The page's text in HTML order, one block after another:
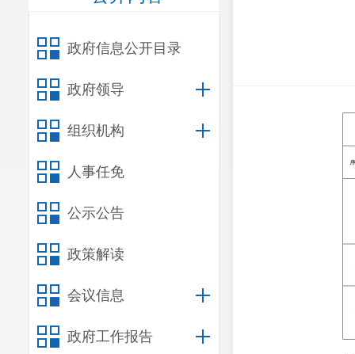
政府信息公开目录
政府领导
组织机构
人事任免
公示公告
政策解读
会议信息
政府工作报告